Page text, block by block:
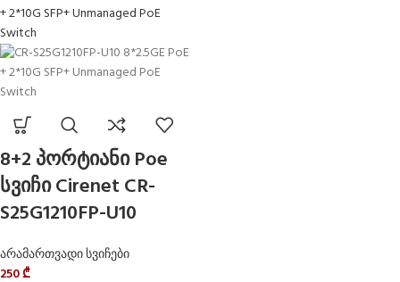
8+2 პორტიანი Poe
სვიჩი Cirenet CR-
S25G1210FP-U10
არამართვადი სვიჩები
250₾